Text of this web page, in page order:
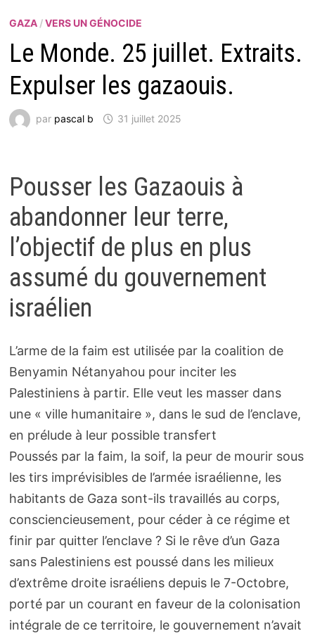
GAZA/VERS UN GÉNOCIDE
Le Monde. 25 juillet. Extraits.
Expulser les gazaouis.
par pascal b 31 juillet 2025
Pousser les Gazaouis à
abandonner leur terre,
l’objectif de plus en plus
assumé du gouvernement
israélien
L’arme de la faim est utilisée par la coalition de
Benyamin Nétanyahou pour inciter les
Palestiniens à partir. Elle veut les masser dans
une « ville humanitaire », dans le sud de l’enclave,
en prélude à leur possible transfert
Poussés par la faim, la soif, la peur de mourir sous
les tirs imprévisibles de l’armée israélienne, les
habitants de Gaza sont-ils travaillés au corps,
consciencieusement, pour céder à ce régime et
finir par quitter l’enclave ? Si le rêve d’un Gaza
sans Palestiniens est poussé dans les milieux
d’extrême droite israéliens depuis le 7-Octobre,
porté par un courant en faveur de la colonisation
intégrale de ce territoire, le gouvernement n’avait